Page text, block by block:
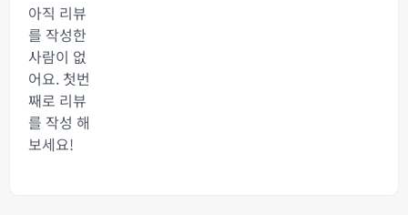
아직 리뷰
를 작성한
사람이 없
어요. 첫번
째로 리뷰
를 작성 해
보세요!